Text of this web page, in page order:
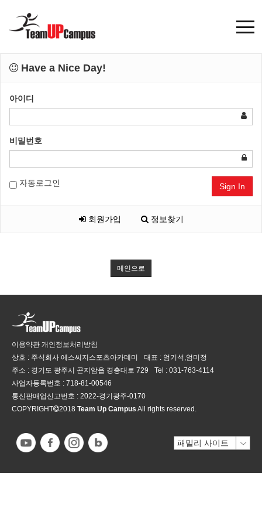
Have a Nice Day!
아이디
비밀번호
자동로그인 Sign In
회원가입 정보찾기
메인으로
이용약관 개인정보처리방침
상호 : 주식회사 에스씨지스포츠아카데미
대표 : 엄기석,엄미정
주소 : 경기도 광주시 곤지암읍 경충대로 729
Tel : 031-763-4114
사업자등록번호 : 718-81-00546
통신판매업신고번호 : 2022-경기광주-0170
COPYRIGHT
2018 Team Up Campus All rights reserved.